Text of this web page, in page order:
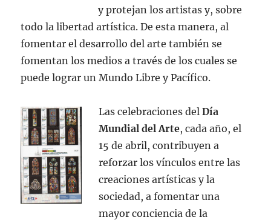
y protejan los artistas y, sobre
todo la libertad artística. De esta manera, al
fomentar el desarrollo del arte también se
fomentan los medios a través de los cuales se
puede lograr un Mundo Libre y Pacífico.
Las celebraciones delDía
Mundial del Arte, cada año, el
15 de abril, contribuyen a
reforzar los vínculos entre las
creaciones artísticas y la
sociedad, a fomentar una
mayor conciencia de la